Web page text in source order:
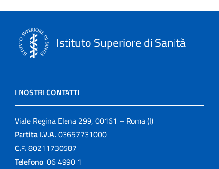
Istituto Superiore di Sanità
I NOSTRI CONTATTI
Viale Regina Elena 299, 00161 – Roma (I)
Partita I.V.A. 03657731000
C.F. 80211730587
Telefono: 06 4990 1